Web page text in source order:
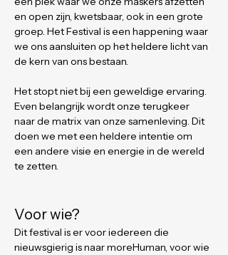
en open zijn, kwetsbaar, ook in een grote
groep. Het Festival is een happening waar
we ons aansluiten op het heldere licht van
de kern van ons bestaan.
Het stopt niet bij een geweldige ervaring.
Even belangrijk wordt onze terugkeer
naar de matrix van onze samenleving. Dit
doen we met een heldere intentie om
een andere visie en energie in de wereld
te zetten.
Voor wie?
Dit festival is er voor iedereen die
nieuwsgierig is naar moreHuman, voor wie